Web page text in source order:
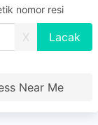
nomor resi
X
Near Me